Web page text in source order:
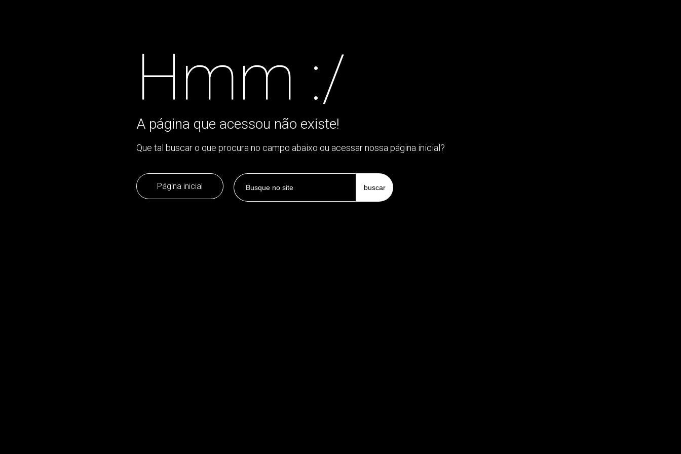
Hmm :/
A página que acessou não existe!
Que tal buscar o que procura no campo abaixo ou acessar nossa página inicial?
Página inicial